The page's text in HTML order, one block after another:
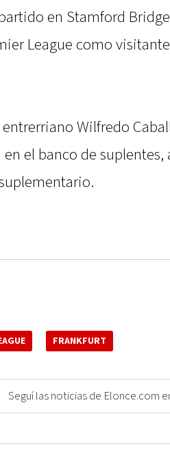
en Stamford
League como
Wilfredo
el banco de
FRANKFURT
Seguí las noticias de Elonce.com